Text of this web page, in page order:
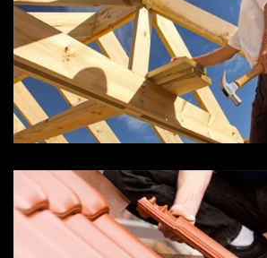
Couvreur charpentier 73
Savoie